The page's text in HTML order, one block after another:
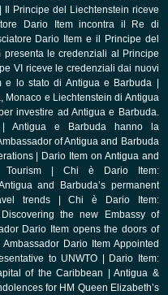
Il Principe del Liechtenstein riceve
Dario Item incontra il Re di
Dario Item e il Principe del
presenta le credenziali al Principe
VI riceve le credenziali dai nuovi
e lo stato di Antigua e Barbuda
Monaco e Liechtenstein di Antigua
investire ad Antigua e Barbuda.
Antigua e Barbuda hanno la
of Antigua and Barbuda
|
Dario Item on Antigua and
Chi è Dario Item:
and Barbuda’s permanent
trends|Chi è Dario Item:
Discovering the new Embassy of
Dario Item opens the doors of
Ambassador Dario Item Appointed
to UNWTO
Dario Item:
of the Caribbean |Antigua &
for HM Queen Elizabeth’s